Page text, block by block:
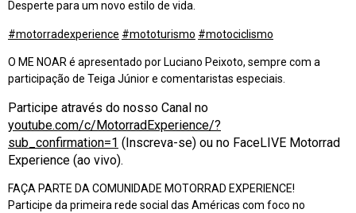
Desperte para um novo estilo de vida.
#motorradexperience #mototurismo #motociclismo
O ME NOAR é apresentado por Luciano Peixoto, sempre com a
participação de Teiga Júnior e comentaristas especiais.
Participe através do nosso Canal no
youtube.com/c/MotorradExperience/?
sub_confirmation=1 (Inscreva-se) ou no FaceLIVE Motorrad
Experience (ao vivo).
FAÇA PARTE DA COMUNIDADE MOTORRAD EXPERIENCE!
Participe da primeira rede social das Américas com foco no